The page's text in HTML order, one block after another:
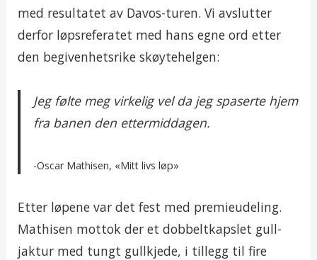
med resultatet av Davos-turen. Vi avslutter
derfor løpsreferatet med hans egne ord etter
den begivenhetsrike skøytehelgen:
Jeg følte meg virkelig vel da jeg spaserte hjem
fra banen den ettermiddagen.
Oscar Mathisen, «Mitt livs løp»
Etter løpene var det fest med premieudeling.
Mathisen mottok der et dobbeltkapslet gull-
jaktur med tungt gullkjede, i tillegg til fire